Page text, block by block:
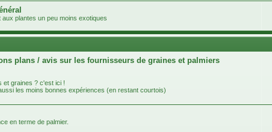
plantes un peu moins exotiques
plans / avis sur les fournisseurs de graines et palmiers
et graines ? c'est ici !
les moins bonnes expériences (en restant courtois)
en terme de palmier.